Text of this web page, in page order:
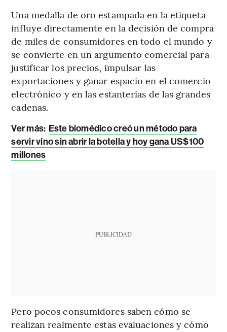
Una medalla de oro estampada en la etiqueta
influye directamente en la decisión de compra
de miles de consumidores en todo el mundo y
se convierte en un argumento comercial para
justificar los precios, impulsar las
exportaciones y ganar espacio en el comercio
electrónico y en las estanterías de las grandes
cadenas.
Ver más: Este biomédico creó un método para
servir vino sin abrir la botella y hoy gana US$100
millones
PUBLICIDAD
Pero pocos consumidores saben cómo se
realizan realmente estas evaluaciones y cómo